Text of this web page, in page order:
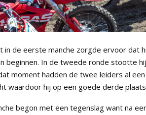
in de eerste manche zorgde ervoor dat
beginnen. In de tweede ronde stootte
moment hadden de twee leiders al
waardoor hij op een goede derde
begon met een tegenslag want na